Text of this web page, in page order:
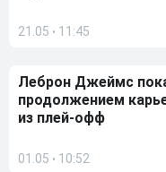
21.05 • 11:45
Леброн Джеймс
продолжением
из плей-офф
01.05 • 10:52